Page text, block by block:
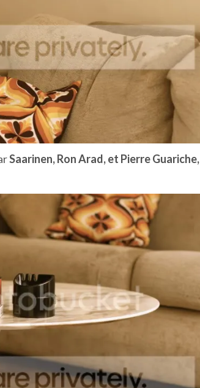
Saarinen,Ron Arad, et Pierre Guariche,